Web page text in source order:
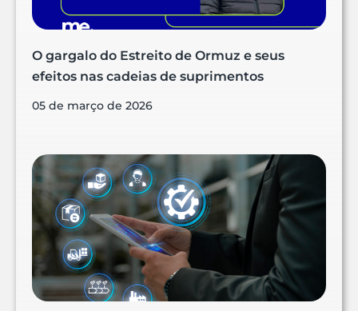
O gargalo do Estreito de Ormuz e seus
efeitos nas cadeias de suprimentos
05 de março de 2026